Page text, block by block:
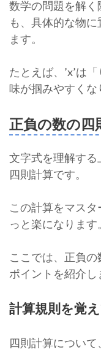
数学の問題を解く
も、具体的な物
ます。
たとえば、’x’は
味が掴みやすくな
正負の数の四
文字式を理解す
四則計算です。
この計算をマス
っと楽になります。
ここでは、正負
ポイントを紹介し
計算規則を覚
四則計算につい